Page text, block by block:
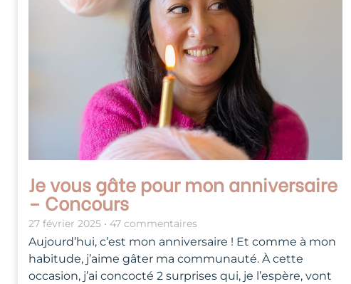
Je vous gâte pour mon anniversaire
– Concours
27 février 2025 47 commentaires
Aujourd’hui, c’est mon anniversaire ! Et comme à mon
habitude, j’aime gâter ma communauté. À cette
occasion, j’ai concocté 2 surprises qui, je l’espère, vont